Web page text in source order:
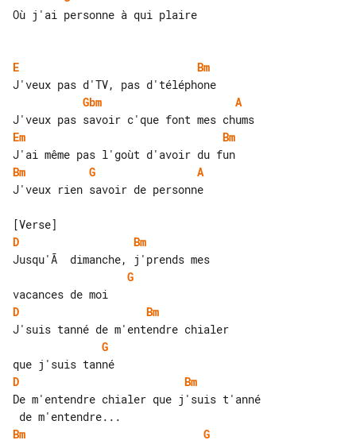
Où j'ai personne à qui plaire
E
Bm
Gbm
A
Em
Bm
Bm
G
A
J'veux rien savoir de personne
D
Bm
G
D
Bm
G
D
Bm
De m'entendre chialer que j'suis t'anné
Bm
G